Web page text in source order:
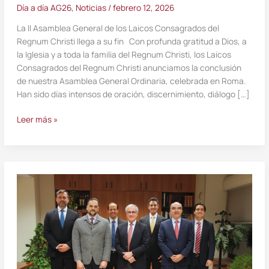
Día a día AG26, Noticias/febrero 12, 2026
La II Asamblea General de los Laicos Consagrados del
Regnum Christi llega a su fin Con profunda gratitud a Dios, a
la Iglesia y a toda la familia del Regnum Christi, los Laicos
Consagrados del Regnum Christi anunciamos la conclusión
de nuestra Asamblea General Ordinaria, celebrada en Roma.
Han sido días intensos de oración, discernimiento, diálogo […]
Leer más »
Elección
nuevo
Gobierno
General
de
los